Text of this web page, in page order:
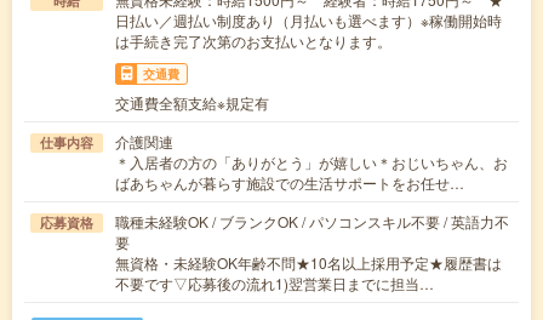
日払い／週払い制度あり（月払いも選べます）※稼働開始時
は手続き完了次第のお支払いとなります。
交通費
交通費全額支給※規定有
仕事内容
介護関連
＊入居者の方の「ありがとう」が嬉しい＊おじいちゃん、お
ばあちゃんが暮らす施設での生活サポートをお任せ…
応募資格
職種未経験OK / ブランクOK / パソコンスキル不要 / 英語力不
要
無資格・未経験OK年齢不問★10名以上採用予定★履歴書は
不要です▽応募後の流れ1)翌営業日までに担当…